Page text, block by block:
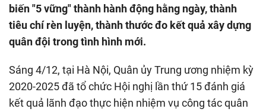
biến "5 vững" thành hành động hằng ngày, thành
tiêu chí rèn luyện, thành thước đo kết quả xây dựng
quân đội trong tình hình mới.
Sáng 4/12, tại Hà Nội, Quân ủy Trung ương nhiệm kỳ
2020-2025 đã tổ chức Hội nghị lần thứ 15 đánh giá
kết quả lãnh đạo thực hiện nhiệm vụ công tác quân